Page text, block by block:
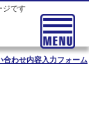
ジです
合わせ内容入力フォーム